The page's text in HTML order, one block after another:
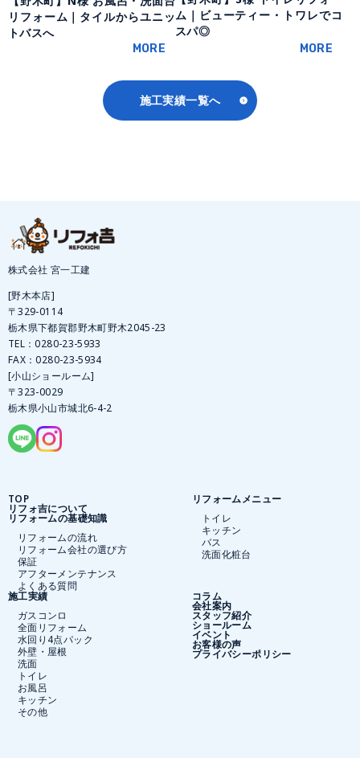
リフォーム｜タイルからユニッ
トバスへ
MORE
ム｜ビューティー・トワレでコ
スパ◎
MORE
施工実績一覧へ
株式会社 宮一工建
[野木本店]
〒329-0114
栃木県下都賀郡野木町野木2045-23
TEL：0280-23-5933
FAX：0280-23-5934
[小山ショールーム]
〒323-0029
栃木県小山市城北6-4-2
TOP
リフォ吉について
リフォームの基礎知識
リフォームの流れ
リフォーム会社の選び方
保証
アフターメンテナンス
よくある質問
リフォームメニュー
トイレ
キッチン
バス
洗面化粧台
施工実績
ガスコンロ
全面リフォーム
水回り4点パック
外壁・屋根
洗面
トイレ
お風呂
キッチン
その他
コラム
会社案内
スタッフ紹介
ショールーム
イベント
お客様の声
プライバシーポリシー